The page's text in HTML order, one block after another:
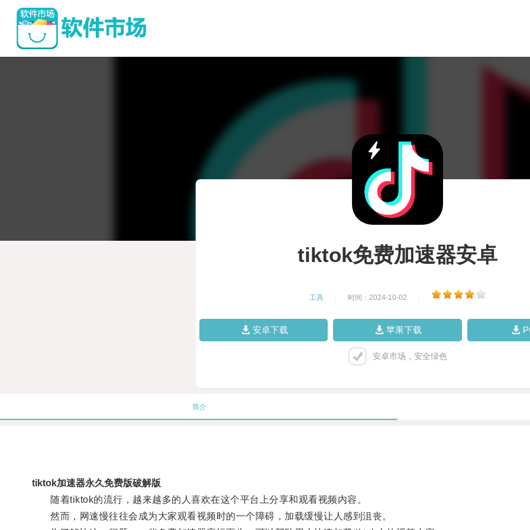
tiktok免费加速器安卓
工具 时间：2024-10-02
安卓下载 苹果下载
安卓市场，安全绿色
简介
tiktok加速器永久免费版破解版
随着tiktok的流行，越来越多的人喜欢在这个平台上分享和观看视频内容。
然而，网速慢往往会成为大家观看视频时的一个障碍，加载缓慢让人感到沮丧。